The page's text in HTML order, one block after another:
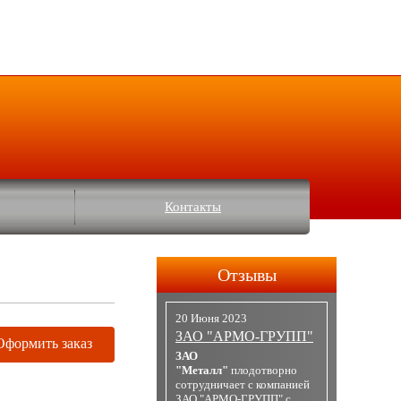
Контакты
заказ
Отзывы
20 Июня 2023
ЗАО "АРМО-ГРУПП"
ЗАО
"Металл" плодотворно
сотрудничает с компанией